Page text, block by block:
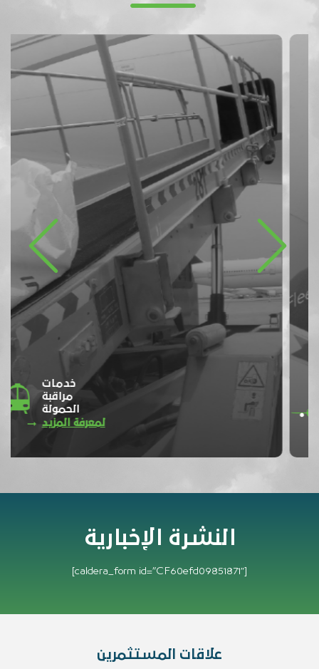
Previous
خدمات
مراقبة
الحمولة
لمعرفة المزيد
Next
النشرة الإخبارية
[caldera_form id=”CF60efd09851871″]
علاقات المستثمرين